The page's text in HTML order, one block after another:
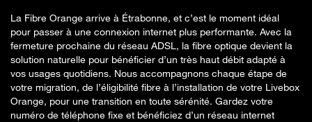
La Fibre Orange arrive à Étrabonne, et c’est le moment idéal
pour passer à une connexion internet plus performante. Avec la
fermeture prochaine du réseau ADSL, la fibre optique devient la
solution naturelle pour bénéficier d’un très haut débit adapté à
vos usages quotidiens. Nous accompagnons chaque étape de
votre migration, de l’éligibilité fibre à l’installation de votre Livebox
Orange, pour une transition en toute sérénité. Gardez votre
numéro de téléphone fixe et bénéficiez d’un réseau internet